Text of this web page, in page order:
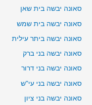
סאונה יבשה בית שאן
סאונה יבשה בית שמש
סאונה יבשה ביתר עילית
סאונה יבשה בני ברק
סאונה יבשה בני דרור
סאונה יבשה בני עי"ש
סאונה יבשה בני ציון